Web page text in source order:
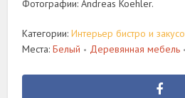
Фотографии: Andreas Koehler.
Категории:Интерьер бистро и
Места:Белый • Деревянная мебель •